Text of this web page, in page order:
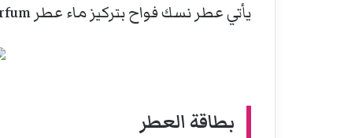
يأتي عطر نسك فواح بتركيز ماء عطر Eau de Parfum وبسعة 80 مل.
بطاقة العطر